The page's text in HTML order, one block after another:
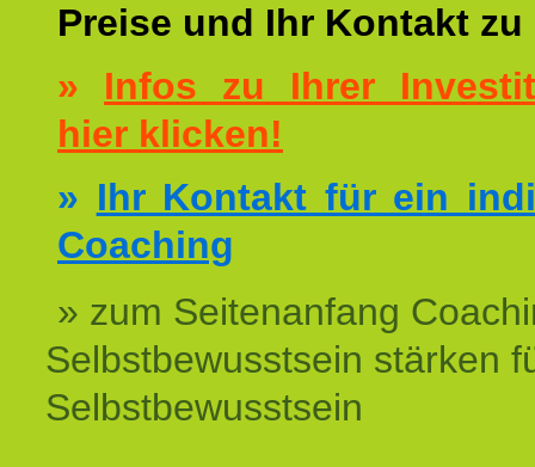
Preise und Ihr Kontakt
» Infos zu Ihrer
hier klicken!
» Ihr Kontakt für ein
Coaching
» zum Seitenanfang
Selbstbewusstsein stärken
Selbstbewusstsein